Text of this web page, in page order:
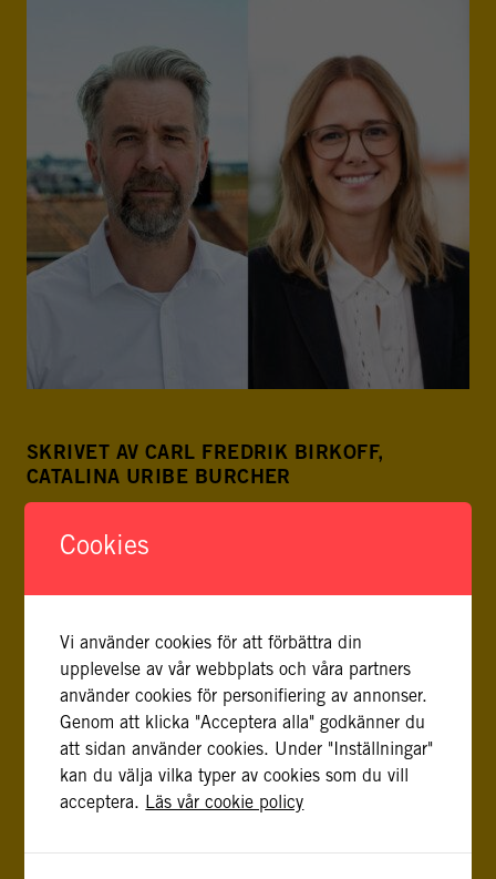
SKRIVET AV CARL FREDRIK BIRKOFF,
CATALINA URIBE BURCHER
Carl Fredrik Birkoff är senior specialist på FBA:s
arbetar arbetar med skydd av fria val, inklusive mot
valrelaterade frågor på FN, Sida och flera
utlandsmyndigheter. Catalina Uribe Burcher är
specialist inom demokrati och samhällsstyrning på
FBA. Hon arbetar med skydd av fria val, inklusive
mot hybrida hot, samt med stöd till
konstitutionsbyggande processer. Tidigare har hon
Cookies
Vi använder cookies för att förbättra din
upplevelse av vår webbplats och våra partners
använder cookies för personifiering av annonser.
Genom att klicka "Acceptera alla" godkänner du
att sidan använder cookies. Under "Inställningar"
kan du välja vilka typer av cookies som du vill
acceptera. Läs vår cookie policy